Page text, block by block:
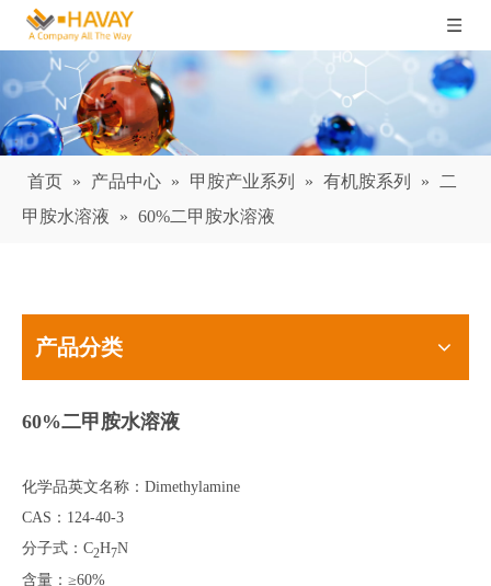
首页 » 产品中心 » 甲胺产业系列 » 有机胺系列 »
二
甲胺水溶液
» 60%二甲胺水溶液
产品分类
60%二甲胺水溶液
化学品英文名称：Dimethylamine
CAS：124-40-3
分子式：C2H7N
含量：≥60%